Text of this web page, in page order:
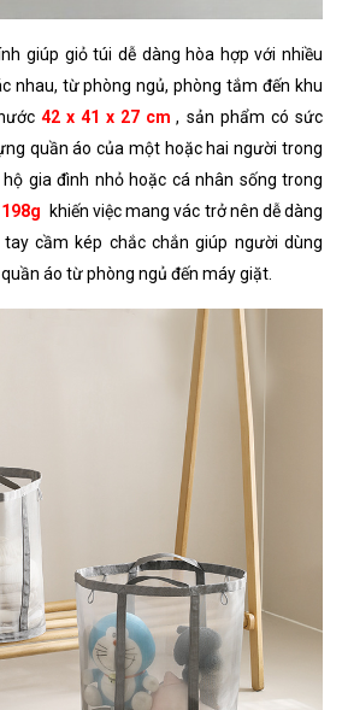
giúp giỏ túi dễ dàng hòa hợp với nhiều
nhau, từ phòng ngủ, phòng tắm đến khu
42 x 41 x 27 cm , sản phẩm có sức
quần áo của một hoặc hai người trong
gia đình nhỏ hoặc cá nhân sống trong
198g khiến việc mang vác trở nên dễ dàng
cầm kép chắc chắn giúp người dùng
áo từ phòng ngủ đến máy giặt.